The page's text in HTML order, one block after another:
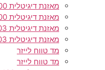
מאזנת דיגיטלית Geomax ZDL 700
מאזנת דיגיטלית Geomax ZDL-700
מאזנת דיגיטלית SOUTH DL 2003
מאזנת דיגיטלית SOUTH DL 2003
מד טווח לייזר
מד טווח לייזר